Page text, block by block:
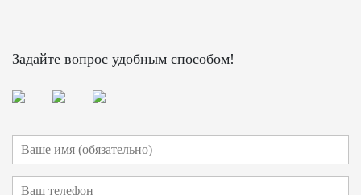
Задайте вопрос удобным способом!